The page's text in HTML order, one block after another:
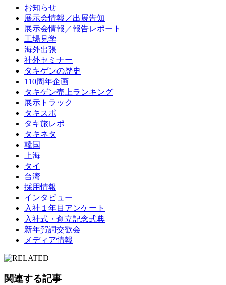
お知らせ
展示会情報／出展告知
展示会情報／報告レポート
工場見学
海外出張
社外セミナー
タキゲンの歴史
110周年企画
タキゲン売上ランキング
展示トラック
タキスポ
タキ旅レポ
タキネタ
韓国
上海
タイ
台湾
採用情報
インタビュー
入社１年目アンケート
入社式・創立記念式典
新年賀詞交歓会
メディア情報
関連する記事